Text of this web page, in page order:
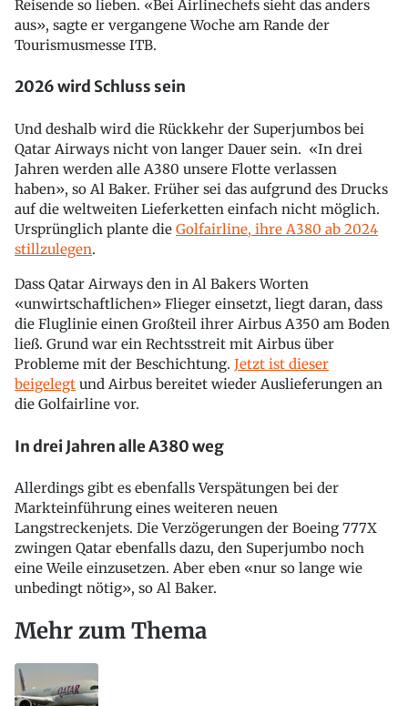
Reisende so lieben. «Bei Airlinechefs sieht das anders
aus», sagte er vergangene Woche am Rande der
Tourismusmesse ITB.
2026 wird Schluss sein
Und deshalb wird die Rückkehr der Superjumbos bei
Qatar Airways nicht von langer Dauer sein. «In drei
Jahren werden alle A380 unsere Flotte verlassen
haben», so Al Baker. Früher sei das aufgrund des Drucks
auf die weltweiten Lieferketten einfach nicht möglich.
Ursprünglich plante die Golfairline, ihre A380 ab 2024
stillzulegen.
Dass Qatar Airways den in Al Bakers Worten
«unwirtschaftlichen» Flieger einsetzt, liegt daran, dass
die Fluglinie einen Großteil ihrer Airbus A350 am Boden
ließ. Grund war ein Rechtsstreit mit Airbus über
Probleme mit der Beschichtung. Jetzt ist dieser
beigelegt und Airbus bereitet wieder Auslieferungen an
die Golfairline vor.
In drei Jahren alle A380 weg
Allerdings gibt es ebenfalls Verspätungen bei der
Markteinführung eines weiteren neuen
Langstreckenjets. Die Verzögerungen der Boeing 777X
zwingen Qatar ebenfalls dazu, den Superjumbo noch
eine Weile einzusetzen. Aber eben «nur so lange wie
unbedingt nötig», so Al Baker.
Mehr zum Thema